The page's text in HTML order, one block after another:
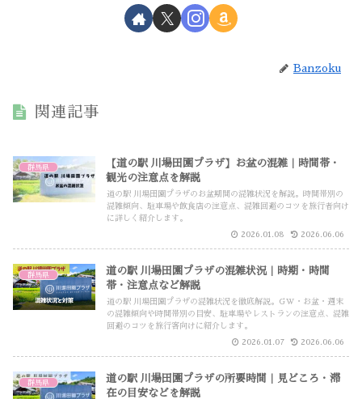
Banzoku
関連記事
群馬県
【道の駅 川場田園プラザ】お盆の混雑｜時間帯・
観光の注意点を解説
道の駅 川場田園プラザのお盆期間の混雑状況を解説。時間帯別の
混雑傾向、駐車場や飲食店の注意点、混雑回避のコツを旅行者向け
に詳しく紹介します。
2026.01.08 2026.06.06
群馬県
道の駅 川場田園プラザの混雑状況｜時期・時間
帯・注意点など解説
道の駅 川場田園プラザの混雑状況を徹底解説。GW・お盆・週末
の混雑傾向や時間帯別の目安、駐車場やレストランの注意点、混雑
回避のコツを旅行客向けに紹介します。
2026.01.07 2026.06.06
群馬県
道の駅 川場田園プラザの所要時間｜見どころ・滞
在の目安などを解説